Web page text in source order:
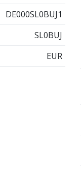
DE000SL0BUJ1
SL0BUJ
EUR